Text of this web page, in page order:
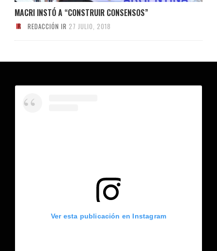
MACRI INSTÓ A “CONSTRUIR CONSENSOS”
REDACCIÓN IR 27 JULIO, 2018
Ver esta publicación en Instagram